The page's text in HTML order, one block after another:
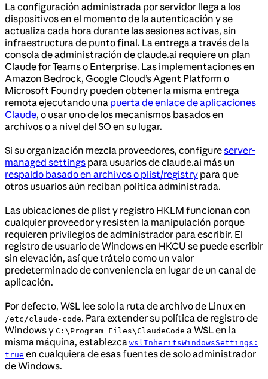
La configuración administrada por servidor llega a los
dispositivos en el momento de la autenticación y se
actualiza cada hora durante las sesiones activas, sin
infraestructura de punto final. La entrega a través de la
consola de administración de claude.ai requiere un plan
Claude for Teams o Enterprise. Las implementaciones en
Amazon Bedrock, Google Cloud’s Agent Platform o
Microsoft Foundry pueden obtener la misma entrega
remota ejecutando una puerta de enlace de aplicaciones
Claude, o usar uno de los mecanismos basados en
archivos o a nivel del SO en su lugar.
Si su organización mezcla proveedores, configureserver-
managed settings para usuarios de claude.ai más un
respaldo basado en archivos o plist/registry para que
otros usuarios aún reciban política administrada.
Las ubicaciones de plist y registro HKLM funcionan con
cualquier proveedor y resisten la manipulación porque
requieren privilegios de administrador para escribir. El
registro de usuario de Windows en HKCU se puede escribir
sin elevación, así que trátelo como un valor
predeterminado de conveniencia en lugar de un canal de
aplicación.
Por defecto, WSL lee solo la ruta de archivo de Linux en
/etc/claude-code. Para extender su política de registro de
Windows y C:\Program Files\ClaudeCode a WSL en la
misma máquina, establezca wslInheritsWindowsSettings:
true en cualquiera de esas fuentes de solo administrador
de Windows.